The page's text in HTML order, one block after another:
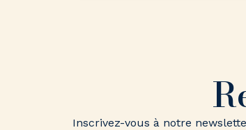
Inscrivez-vous à notre